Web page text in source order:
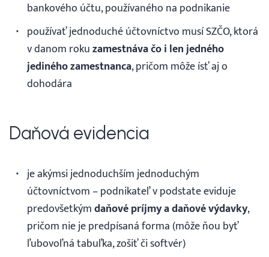
bankového účtu, používaného na podnikanie
používať jednoduché účtovníctvo musí SZČO, ktorá
v danom rokuzamestnáva čo i len jedného
jediného zamestnanca, pričom môže ísť aj o
dohodára
Daňová evidencia
je akýmsi jednoduchším jednoduchým
účtovníctvom – podnikateľ v podstate eviduje
predovšetkýmdaňové príjmy a daňové výdavky,
pričom nie je predpísaná forma (môže ňou byť
ľubovoľná tabuľka, zošiť či softvér)